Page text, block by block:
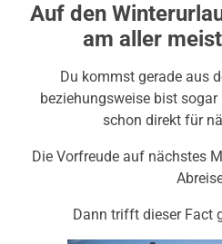
Auf den
am aller
Du kommst gerade aus
beziehungsweise bist
schon direkt für
Die Vorfreude auf nächstes
Dann trifft dieser Fact